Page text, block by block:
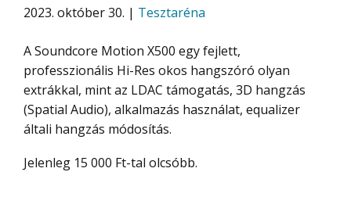
2023. október 30. | Tesztaréna
A Soundcore Motion X500 egy fejlett,
professzionális Hi-Res okos hangszóró olyan
extrákkal, mint az LDAC támogatás, 3D hangzás
(Spatial Audio), alkalmazás használat, equalizer
általi hangzás módosítás.
Jelenleg 15 000 Ft-tal olcsóbb.